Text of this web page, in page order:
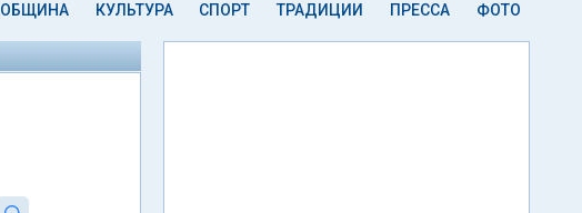
ОБЩИНА КУЛЬТУРА СПОРТ ТРАДИЦИИ ПРЕССА ФОТО